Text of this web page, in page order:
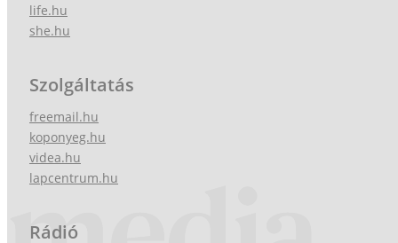
life.hu
she.hu
Szolgáltatás
freemail.hu
koponyeg.hu
videa.hu
lapcentrum.hu
Rádió